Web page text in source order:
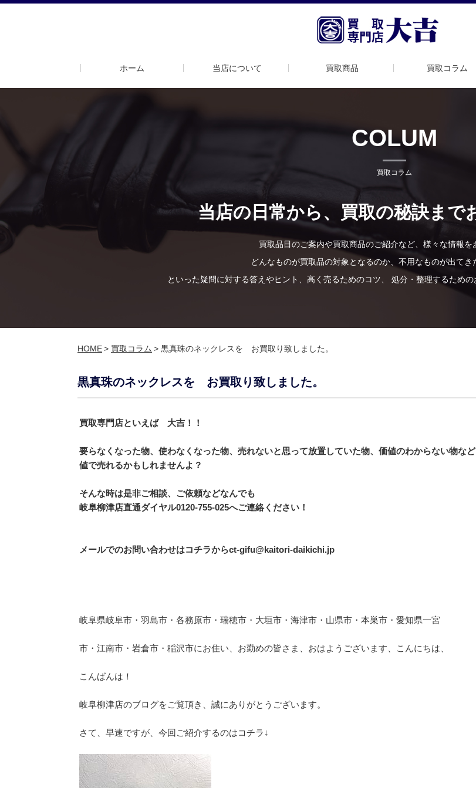
ホーム 当店について 買取商品 買取コラム
COLUM
買取コラム
当店の日常から、買取の秘訣まで
買取品目のご案内や買取商品のご紹介など、様々な情報を
どんなものが買取品の対象となるのか、不用なものが出てき
といった疑問に対する答えやヒント、高く売るためのコツ、 処分・整理するための
HOME> 買取コラム > 黒真珠のネックレスを お買取り致しました。
黒真珠のネックレスを お買取り致しました。
買取専門店といえば 大吉！！
要らなくなった物、使わなくなった物、売れないと思って放置していた物、価値のわからない物な
値で売れるかもしれませんよ？
そんな時は是非ご相談、ご依頼などなんでも
岐阜柳津店直通ダイヤル0120-755-025へご連絡ください！
メールでのお問い合わせはコチラからct-gifu@kaitori-daikichi.jp
岐阜県岐阜市・羽島市・各務原市・瑞穂市・大垣市・海津市・山県市・本巣市・愛知県一宮
市・江南市・岩倉市・稲沢市にお住い、お勤めの皆さま、おはようございます、こんにちは、
こんばんは！
岐阜柳津店のブログをご覧頂き、誠にありがとうございます。
さて、早速ですが、今回ご紹介するのはコチラ↓